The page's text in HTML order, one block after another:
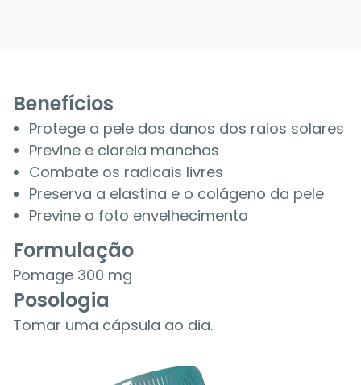
Benefícios
Protege a pele dos danos dos raios solares
Previne e clareia manchas
Combate os radicais livres
Preserva a elastina e o colágeno da pele
Previne o foto envelhecimento
Formulação
Pomage 300 mg
Posologia
Tomar uma cápsula ao dia.